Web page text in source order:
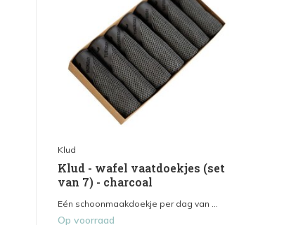
Klud
Klud - wafel vaatdoekjes (set
van 7) - charcoal
Eén schoonmaakdoekje per dag van ...
Op voorraad